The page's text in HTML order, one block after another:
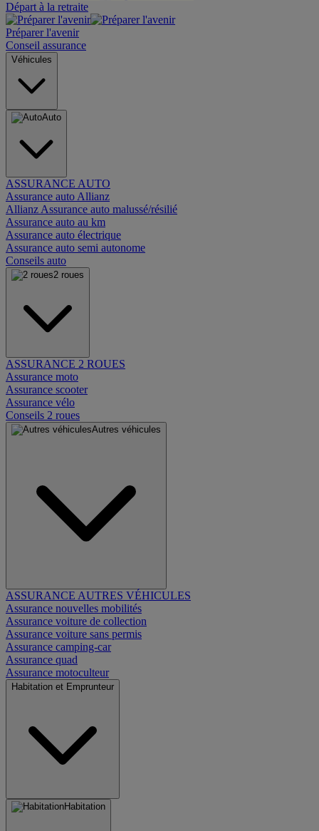
Départ à la retraite
Préparer l'avenir
Conseil assurance
Véhicules
Auto
ASSURANCE AUTO
Assurance auto Allianz
Allianz Assurance auto malussé/résilié
Assurance auto au km
Assurance auto électrique
Assurance auto semi autonome
Conseils auto
2 roues
ASSURANCE 2 ROUES
Assurance moto
Assurance scooter
Assurance vélo
Conseils 2 roues
Autres véhicules
ASSURANCE AUTRES VÉHICULES
Assurance nouvelles mobilités
Assurance voiture de collection
Assurance voiture sans permis
Assurance camping-car
Assurance quad
Assurance motoculteur
Habitation et Emprunteur
Habitation